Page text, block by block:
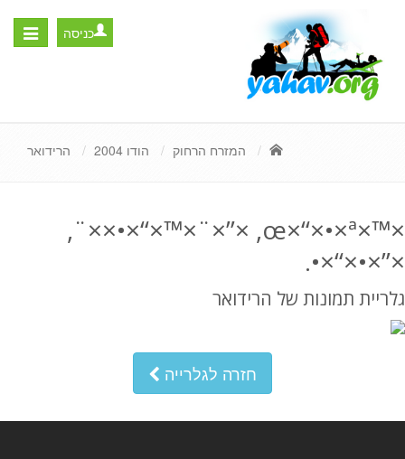
Toggle
כניסה
המזרח הרחוק הודו 2004 הרידואר
×™×œ×“×•×ª, ×”×¨×™×“×•××¨,
×”×•×“×•.
גלריית תמונות של הרידואר
חזרה לגלרייה